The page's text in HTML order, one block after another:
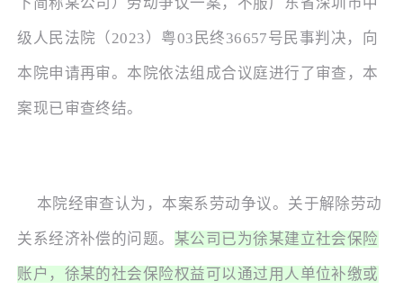
级人民法院（ 2023）粤03民终36657号民事判决，向
本院申请再审。本院依法组成合议庭进行了审查，本
案现已审查终结。
本院经审查认为，本案系劳动争议。关于解除劳动
关系经济补偿的问题。 某公司已为徐某建立社会保险
账户，徐某的社会保险权益可以通过用人单位补缴或